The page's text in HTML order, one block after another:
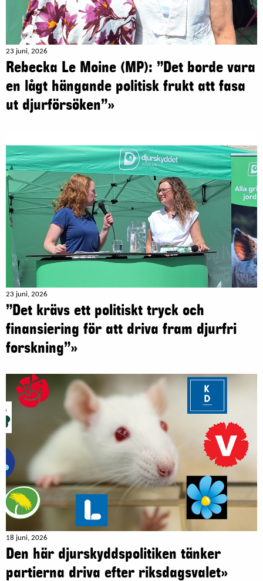
23 juni, 2026
Rebecka Le Moine (MP): ”Det borde vara
en lågt hängande politisk frukt att fasa
ut djurförsöken”»
23 juni, 2026
”Det krävs ett politiskt tryck och
finansiering för att driva fram djurfri
forskning”»
18 juni, 2026
Den här djurskyddspolitiken tänker
partierna driva efter riksdagsvalet»